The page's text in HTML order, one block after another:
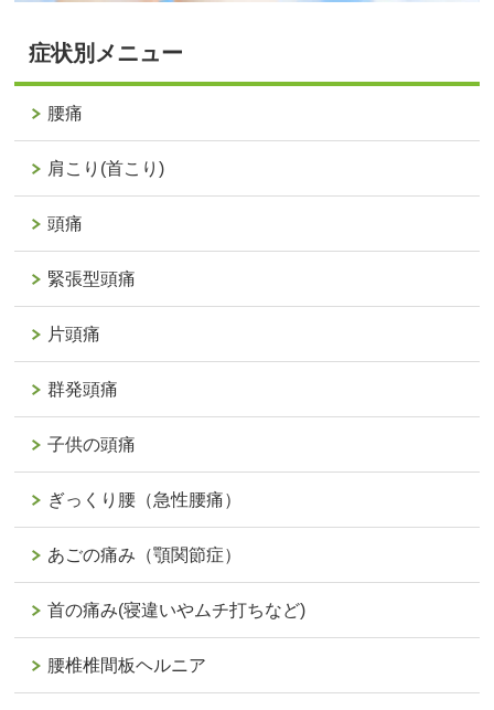
症状別メニュー
腰痛
肩こり(首こり)
頭痛
緊張型頭痛
片頭痛
群発頭痛
子供の頭痛
ぎっくり腰（急性腰痛）
あごの痛み（顎関節症）
首の痛み(寝違いやムチ打ちなど)
腰椎椎間板ヘルニア